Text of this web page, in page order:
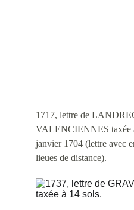
1717, lettre de
VALENCIENNES taxée
janvier 1704 (lettre avec
lieues de distance).